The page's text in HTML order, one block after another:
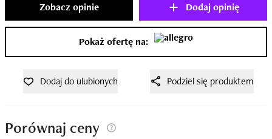
Zobacz opinie Dodaj opinię
Pokaż ofertę na:
Dodaj do ulubionych Podziel się produktem
Porównaj ceny